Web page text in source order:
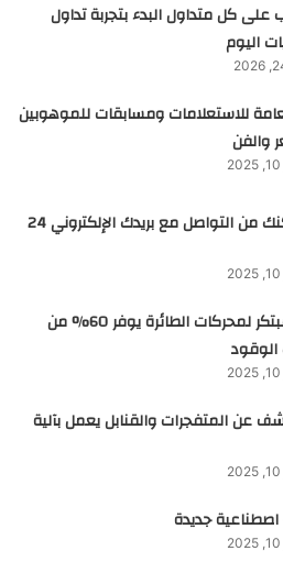
على كل متداول البدء بتجربة تداول
اليوم
للاستعلامات ومسابقات للموهوبين
والفن
جهاز يمكنك من التواصل مع بريدك الإلكتروني 24
تصميم مبتكر لمحركات الطائرة يوفر 60% من
عن المتفجرات والقنابل يعمل بآلية
اصطناعية جديدة